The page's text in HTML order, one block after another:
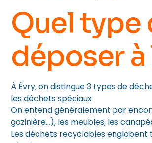
Quel type
déposer à
À Évry, on distingue 3 types de
les déchets spéciaux
On entend généralement par
gazinière…), les meubles, les
Les déchets recyclables englobent